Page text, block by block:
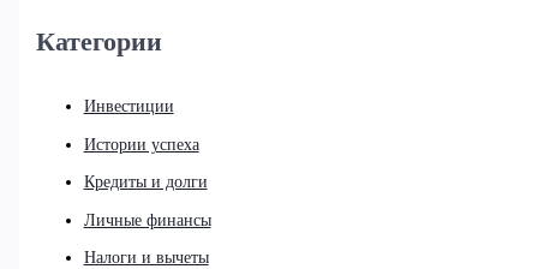
Категории
Инвестиции
Истории успеха
Кредиты и долги
Личные финансы
Налоги и вычеты